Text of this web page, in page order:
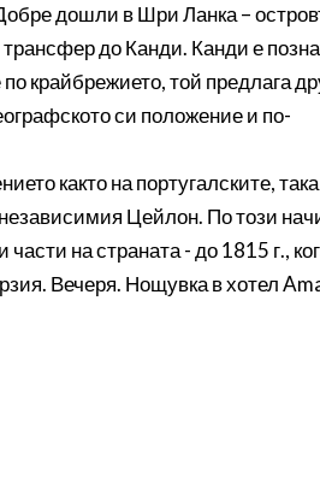
дошли в Шри Ланка –
до Канди. Канди е
крайбрежието, той предлага
си положение и по-
както на португалските,
Цейлон. По този
на страната - до 1815 г.,
Вечеря. Нощувка в хотел